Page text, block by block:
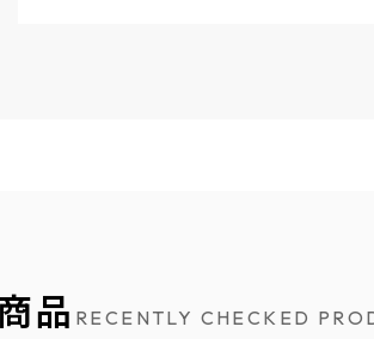
品 RECENTLY CHECKED